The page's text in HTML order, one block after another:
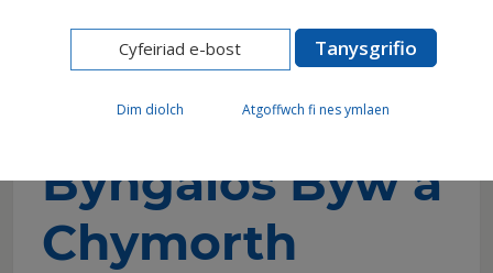
Cael yr help rydych ei angen
Gofal Preswyl
Byngalos Byw â Chymorth
Byngalos Byw â
Chymorth
Dim diolch Atgoffwch fi nes ymlaen